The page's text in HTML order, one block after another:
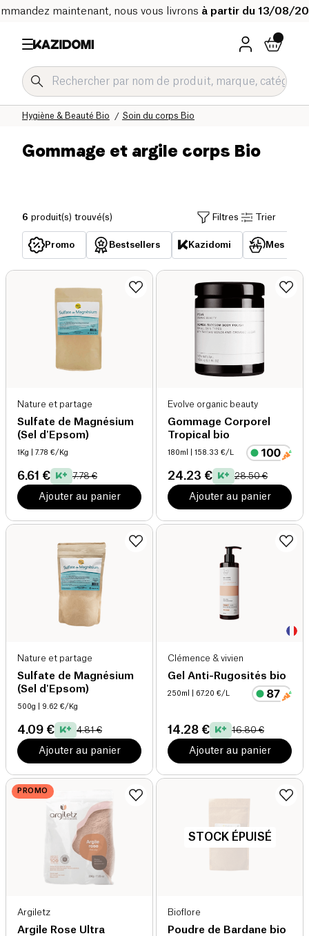
maintenant, nous vous livrons à partir du 13/08/
Soin du corps Bio
Hygiène & Beauté Bio
Notre catalogue bio
Accueil
Gommage et argile corps Bio
6 produit(s) trouvé(s) Filtres Trier
Promo Bestsellers Kazidomi Mes
Nature et partage
Sulfate de Magnésium
(Sel d'Epsom)
1Kg | 7.78 €/Kg
6.61 € 7.78 €
Ajouter au panier
Evolve organic beauty
Gommage Corporel
Tropical bio
180ml | 158.33 €/L
24.23 € 28.50 €
Ajouter au panier
Nature et partage
Sulfate de Magnésium
(Sel d'Epsom)
500g | 9.62 €/Kg
4.09 € 4.81 €
Ajouter au panier
Clémence & vivien
Gel Anti-Rugosités bio
250ml | 67.20 €/L
14.28 € 16.80 €
Ajouter au panier
PROMO
Argiletz
Argile Rose Ultra
STOCK ÉPUISÉ
Bioflore
Poudre de Bardane bio